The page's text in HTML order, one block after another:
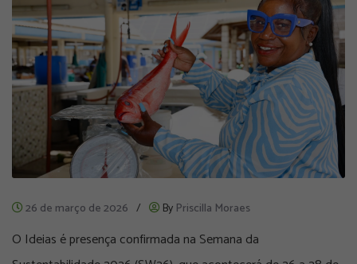
26 de março de 2026 / By Priscilla Moraes
O Ideias é presença confirmada na Semana da